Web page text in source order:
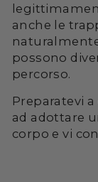
anche le
possono
percorso.
Preparatevi
ad adottare
corpo e vi